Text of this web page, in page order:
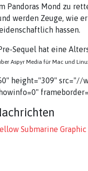
Pandoras Mond zu
werden Zeuge, wie
hassen.
Sequel hat eine
Aspyr Media für Mac und
height="309" src="//
Submarine